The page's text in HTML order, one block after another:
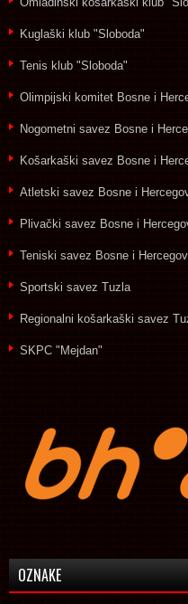
Kuglaški klub "Sloboda"
Tenis klub "Sloboda"
Olimpijski komitet Bosne i
Nogometni savez Bosne i
Košarkaški savez Bosne i
Atletski savez Bosne i
Plivački savez Bosne i
Teniski savez Bosne i
Sportski savez Tuzla
Regionalni košarkaški savez
SKPC "Mejdan"
OZNAKE